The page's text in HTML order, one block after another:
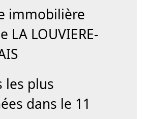
immobilière
LA LOUVIERE-
les plus
dans le 11